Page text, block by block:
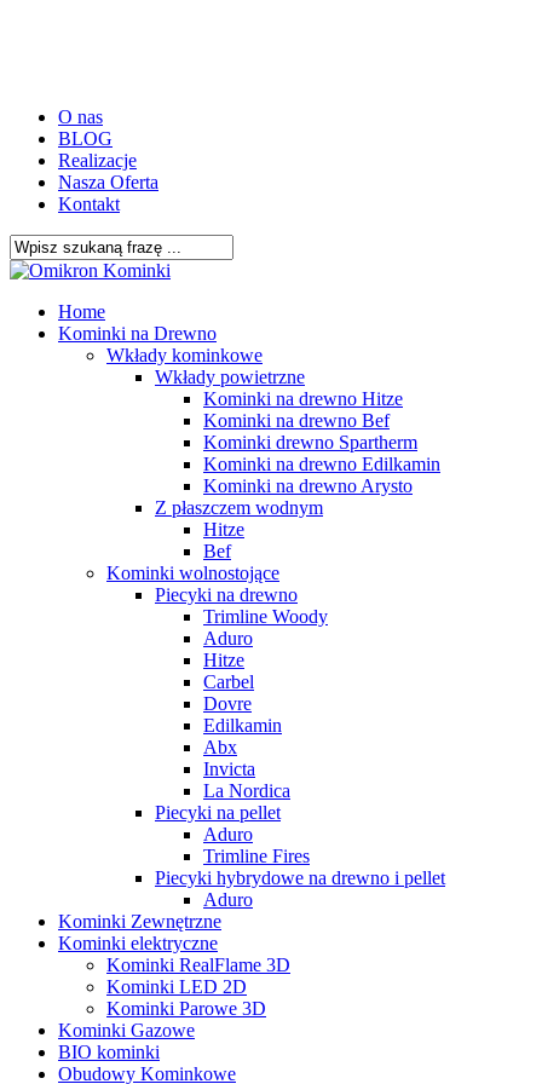
O nas
BLOG
Realizacje
Nasza Oferta
Kontakt
Close
search
Menu
Home
Kominki na Drewno
Wkłady kominkowe
Wkłady powietrzne
Kominki na drewno Hitze
Kominki na drewno Bef
Kominki drewno Spartherm
Kominki na drewno Edilkamin
Kominki na drewno Arysto
Z płaszczem wodnym
Hitze
Bef
Kominki wolnostojące
Piecyki na drewno
Trimline Woody
Aduro
Hitze
Carbel
Dovre
Edilkamin
Abx
Invicta
La Nordica
Piecyki na pellet
Aduro
Trimline Fires
Piecyki hybrydowe na drewno i pellet
Aduro
Kominki Zewnętrzne
Kominki elektryczne
Kominki RealFlame 3D
Kominki LED 2D
Kominki Parowe 3D
Kominki Gazowe
BIO kominki
Obudowy Kominkowe